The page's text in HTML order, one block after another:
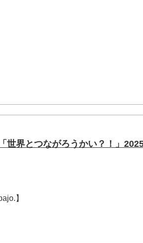
世界とつながろうかい？！」
】